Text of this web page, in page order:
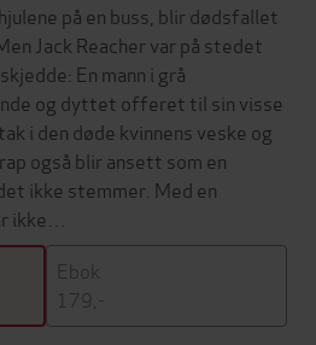
på en buss, blir dødsfallet
Jack Reacher var på stedet
En mann i grå
og dyttet offeret til sin visse
i den døde kvinnens veske og
også blir ansett som en
ikke stemmer. Med en
ikke…
Ebok
179,-